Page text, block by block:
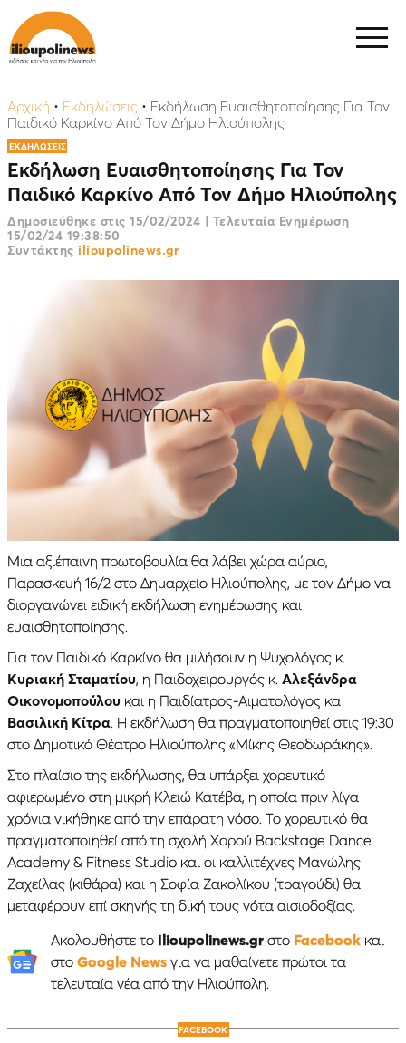
Αρχική • Εκδηλώσεις • Εκδήλωση Ευαισθητοποίησης Για Τον
Παιδικό Καρκίνο Από Τον Δήμο Ηλιούπολης
ΕΚΔΗΛΩΣΕΙΣ
Εκδήλωση Ευαισθητοποίησης Για Τον
Παιδικό Καρκίνο Από Τον Δήμο Ηλιούπολης
Δημοσιεύθηκε στις 15/02/2024 | Τελευταία Ενημέρωση
15/02/24 19:38:50
Συντάκτης ilioupolinews.gr
Μια αξιέπαινη πρωτοβουλία θα λάβει χώρα αύριο,
Παρασκευή 16/2 στο Δημαρχείο Ηλιούπολης, με τον Δήμο να
διοργανώνει ειδική εκδήλωση ενημέρωσης και
ευαισθητοποίησης.
Για τον Παιδικό Καρκίνο θα μιλήσουν η Ψυχολόγος κ.
Κυριακή Σταματίου, η Παιδοχειρουργός κ. Αλεξάνδρα
Οικονομοπούλου και η Παιδίατρος-Αιματολόγος κα
Βασιλική Κίτρα. Η εκδήλωση θα πραγματοποιηθεί στις 19:30
στο Δημοτικό Θέατρο Ηλιούπολης «Μίκης Θεοδωράκης».
Στο πλαίσιο της εκδήλωσης, θα υπάρξει χορευτικό
αφιερωμένο στη μικρή Κλειώ Κατέβα, η οποία πριν λίγα
χρόνια νικήθηκε από την επάρατη νόσο. Το χορευτικό θα
πραγματοποιηθεί από τη σχολή Χορού Backstage Dance
Academy & Fitness Studio και οι καλλιτέχνες Μανώλης
Ζαχείλας (κιθάρα) και η Σοφία Ζακολίκου (τραγούδι) θα
μεταφέρουν επί σκηνής τη δική τους νότα αισιοδοξίας.
Ακολουθήστε το Ilioupolinews.grστο Facebookκαι
στο Google Newsγια να μαθαίνετε πρώτοι τα
τελευταία νέα από την Ηλιούπολη.
FACEBOOK